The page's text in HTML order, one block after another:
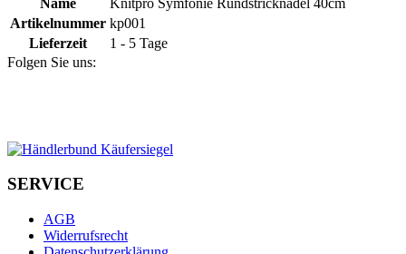
Name
Knitpro Symfonie Rundstricknadel 40cm
Artikelnummer kp001
Lieferzeit
1 - 5 Tage
Folgen Sie uns:
SERVICE
AGB
Widerrufsrecht